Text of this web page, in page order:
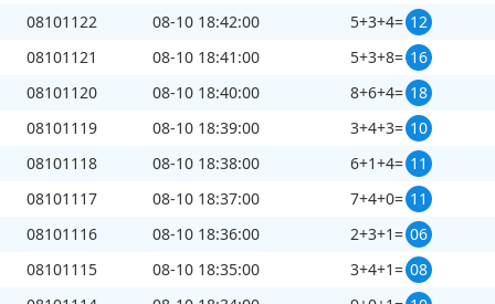
08101122
08-10 18:42:00 5+3+4= 12
08101121
08-10 18:41:00 5+3+8= 16
08101120
08-10 18:40:00 8+6+4= 18
08101119
08-10 18:39:00 3+4+3= 10
08101118
08-10 18:38:00 6+1+4= 11
08101117
08-10 18:37:00 7+4+0= 11
08101116
08-10 18:36:00 2+3+1= 06
08101115
08-10 18:35:00 3+4+1= 08
0 + 8 + =15
截止第 8101163期开奖：55 刷新